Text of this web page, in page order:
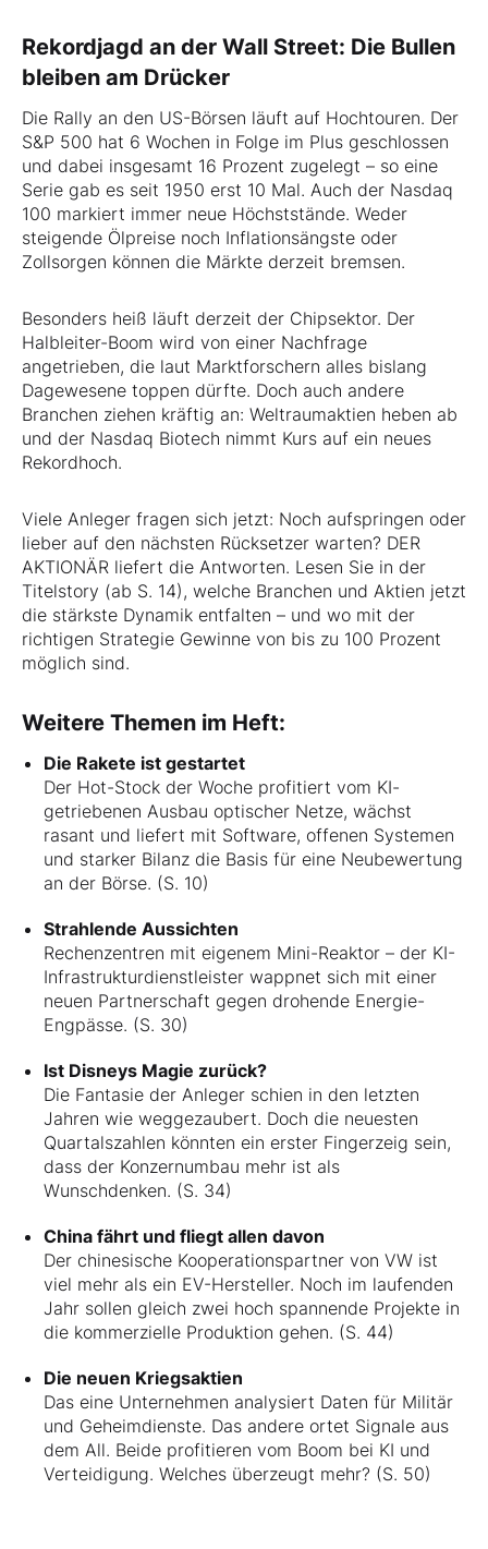
Rekordjagd an der Wall Street: Die Bullen
bleiben am Drücker
Die Rally an den US-Börsen läuft auf Hochtouren. Der
S&P 500 hat 6 Wochen in Folge im Plus geschlossen
und dabei insgesamt 16 Prozent zugelegt – so eine
Serie gab es seit 1950 erst 10 Mal. Auch der Nasdaq
100 markiert immer neue Höchststände. Weder
steigende Ölpreise noch Inflationsängste oder
Zollsorgen können die Märkte derzeit bremsen.
Besonders heiß läuft derzeit der Chipsektor. Der
Halbleiter-Boom wird von einer Nachfrage
angetrieben, die laut Marktforschern alles bislang
Dagewesene toppen dürfte. Doch auch andere
Branchen ziehen kräftig an: Weltraumaktien heben ab
und der Nasdaq Biotech nimmt Kurs auf ein neues
Rekordhoch.
Viele Anleger fragen sich jetzt: Noch aufspringen oder
lieber auf den nächsten Rücksetzer warten? DER
AKTIONÄR liefert die Antworten. Lesen Sie in der
Titelstory (ab S. 14), welche Branchen und Aktien jetzt
die stärkste Dynamik entfalten – und wo mit der
richtigen Strategie Gewinne von bis zu 100 Prozent
möglich sind.
Weitere Themen im Heft:
Die Rakete ist gestartet
Der Hot-Stock der Woche profitiert vom KI-
getriebenen Ausbau optischer Netze, wächst
rasant und liefert mit Software, offenen Systemen
und starker Bilanz die Basis für eine Neubewertung
an der Börse. (S. 10)
Strahlende Aussichten
Rechenzentren mit eigenem Mini-Reaktor – der KI-
Infrastrukturdienstleister wappnet sich mit einer
neuen Partnerschaft gegen drohende Energie-
Engpässe. (S. 30)
Ist Disneys Magie zurück?
Die Fantasie der Anleger schien in den letzten
Jahren wie weggezaubert. Doch die neuesten
Quartalszahlen könnten ein erster Fingerzeig sein,
dass der Konzernumbau mehr ist als
Wunschdenken. (S. 34)
China fährt und fliegt allen davon
Der chinesische Kooperationspartner von VW ist
viel mehr als ein EV-Hersteller. Noch im laufenden
Jahr sollen gleich zwei hoch spannende Projekte in
die kommerzielle Produktion gehen. (S. 44)
Die neuen Kriegsaktien
Das eine Unternehmen analysiert Daten für Militär
und Geheimdienste. Das andere ortet Signale aus
dem All. Beide profitieren vom Boom bei KI und
Verteidigung. Welches überzeugt mehr? (S. 50)